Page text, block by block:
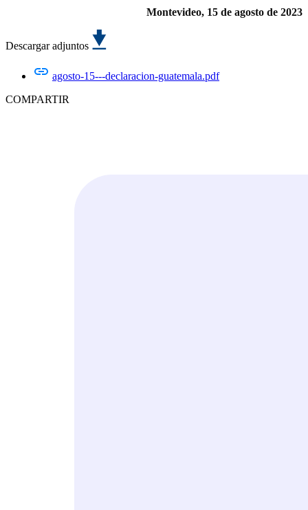
Montevideo, 15 de agosto de 2023
Descargar adjuntos
agosto-15---declaracion-guatemala.pdf
COMPARTIR